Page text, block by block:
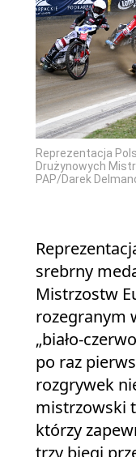
Reprezentacja
Drużynowych
PAP/Darek
srebrny
Mistrzostw
rozegranym
po raz
rozgrywek
mistrzowski
którzy
trzy biegi